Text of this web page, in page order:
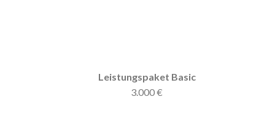
Leistungspaket Basic
3.000 €